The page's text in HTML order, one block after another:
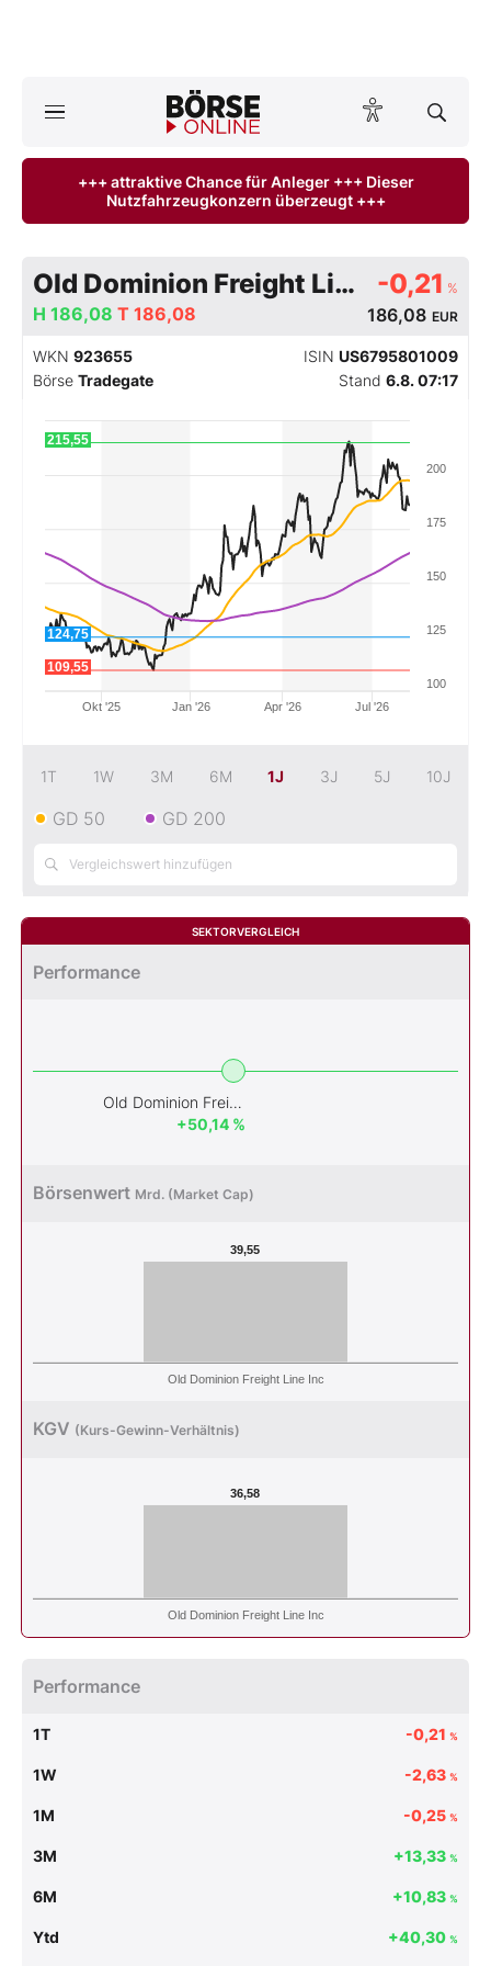
ktuelle Ausgabe BÖRSE ONLINE lesen
Finanz-Check
Abo & Shop
BO-Musterdepots
Experten
Mein Konto
Folgen Sie uns
+++ attraktive Chance für Anleger +++ Dieser
Nutzfahrzeugkonzern überzeugt +++
Old Dominion Freight Line Inc -0,21 %
186,08 EUR
H 186,08 T 186,08
WKN 923655 ISIN US6795801009
Börse Tradegate Stand 6.8. 07:17
Jan '26 Jul '26
Okt '25 Apr '26
100
150
200
125
175
124,75
109,55
215,55
1T 1W 3M 6M 1J 3J 5J 10J
GD 50 GD 200
SEKTORVERGLEICH
Performance
Old Dominion Freight Line Inc
+50,14 %
Börsenwert Mrd. (Market Cap)
39,55
Old Dominion Freight Line Inc
KGV (Kurs-Gewinn-Verhältnis)
36,58
Old Dominion Freight Line Inc
Performance
1T -0,21 %
1W -2,63 %
1M -0,25 %
3M +13,33 %
6M +10,83 %
Ytd +40,30 %